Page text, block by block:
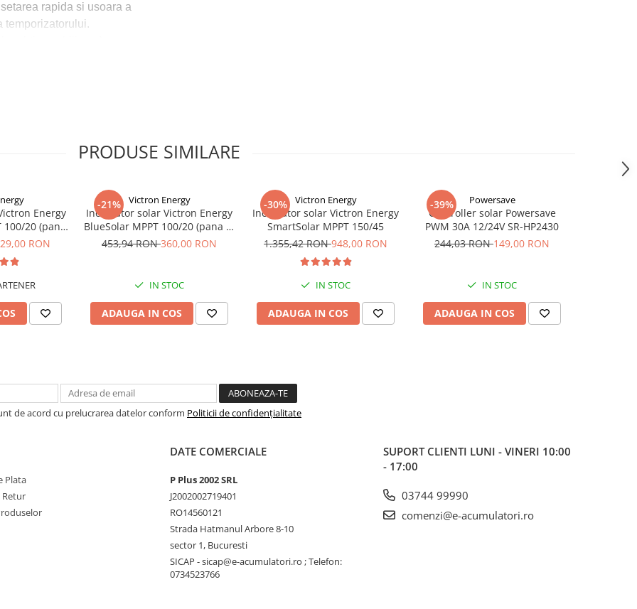
rapida si usoara a
temporizatorului.
si a scurtcircuitului.
la joasa tensiune
Scurtcircuit de iesire
de 130%
PRODUSE SIMILARE
Energy
100/20 (pana
RON
-21% Victron Energy
Incarcator solar Victron Energy
BlueSolar MPPT 100/20 (pana la
48V) Retail
453,94 RON360,00 RON
IN STOC
ADAUGA IN COS
-30% Victron Energy
Incarcator solar Victron Energy
SmartSolar MPPT 150/45
1.355,42 RON948,00 RON
IN STOC
ADAUGA IN COS
-39% Powersave
Controller solar Powersave
PWM 30A 12/24V SR-HP2430
244,03 RON149,00 RON
IN STOC
ADAUGA IN COS
de acord cu prelucrarea datelor conform Politicii de confidențialitate
Plata
Retur
DATE COMERCIALE
P Plus 2002 SRL
J2002002719401
RO14560121
Strada Hatmanul Arbore 8-10
sector 1, Bucuresti
SICAP - sicap@e-acumulatori.ro ; Telefon:
0734523766
SUPORT CLIENTI LUNI - VINERI 10:00
- 17:00
03744 99990
comenzi@e-acumulatori.ro